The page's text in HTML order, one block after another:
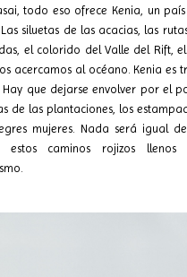
todo eso ofrece Kenia, un
siluetas de las acacias, las
el colorido del Valle del Rift,
acercamos al océano. Kenia es
Hay que dejarse envolver por el
de las plantaciones, los
mujeres. Nada será igual
estos caminos rojizos